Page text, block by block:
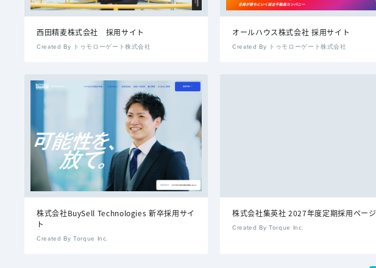
西田精麦株式会社 採用サイト
Created By トゥモローゲート株式会社
オールハウス株式会社 採用サイト
Created By トゥモローゲート株式会社
株式会社BuySell Technologies 新卒採用サイ
ト
Created By Torque Inc.
株式会社集英社 2027年度定期採用ページ
Created By Torque Inc.